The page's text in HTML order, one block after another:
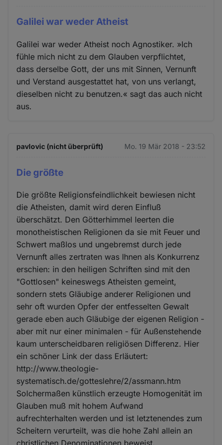
Galilei war weder Atheist
Galilei war weder Atheist noch Agnostiker. »Ich
fühle mich nicht zu dem Glauben verpflichtet,
dass derselbe Gott, der uns mit Sinnen, Vernunft
und Verstand ausgestattet hat, von uns verlangt,
dieselben nicht zu benutzen.« sagt das auch nicht
aus.
pavlovic (nicht überprüft) Mo. 19 Mär 2018 - 23:52
Die größte
Die größte Religionsfeindlichkeit bewiesen nicht
die Atheisten, damit wird deren Einfluß
überschätzt. Den Götterhimmel leerten die
monotheistischen Religionen da sie mit Feuer und
Schwert maßlos und ungebremst durch jede
Vernunft alles zertraten was Ihnen als Konkurrenz
erschien: in den heiligen Schriften sind mit den
"Gottlosen" keineswegs Atheisten gemeint,
sondern stets Gläubige anderer Religionen und
sehr oft wurden Opfer der entfesselten Gewalt
gerade eben auch Gläubige der eigenen Religion -
aber mit nur einer minimalen - für Außenstehende
kaum unterscheidbaren religiösen Differenz. Hier
ein schöner Link der dass Erläutert:
http://www.theologie-
systematisch.de/gotteslehre/2/assmann.htm
Solchermaßen künstlich erzeugte Homogenität im
Glauben muß mit hohem Aufwand
aufrechterhalten werden und ist letztenendes zum
Scheitern verurteilt, was die hohe Zahl allein an